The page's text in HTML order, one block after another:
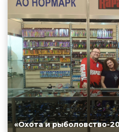
«Охота и рыболовство-